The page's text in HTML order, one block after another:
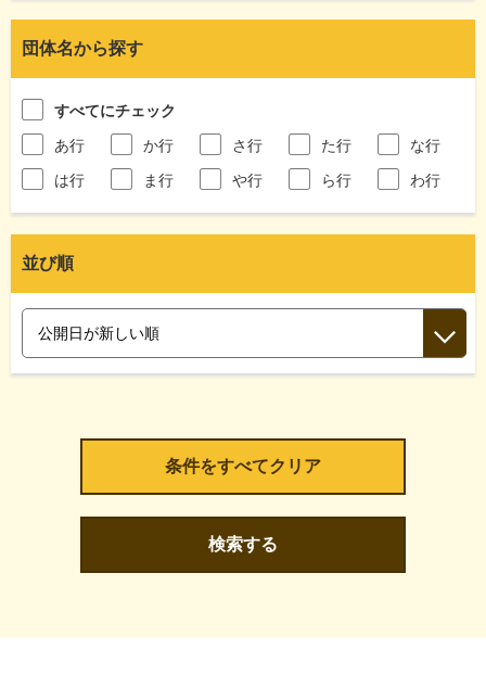
団体名から探す
すべてにチェック
あ行
か行 さ行 た行
な行
は行
ま行 や行 ら行 わ行
並び順
検索する